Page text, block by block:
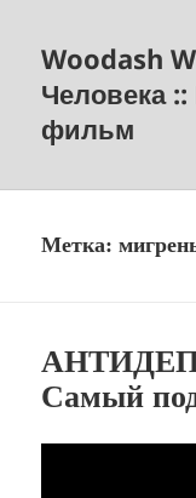
Woodash
Человека
фильм
Метка:
Самый